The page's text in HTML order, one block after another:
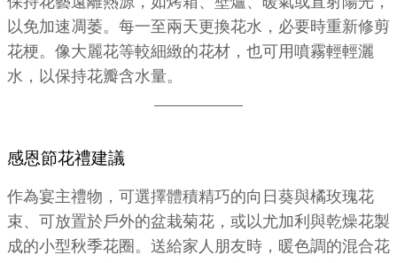
以免加速凋萎。每一至兩天更換花水，必要時重新修剪
花梗。像大麗花等較細緻的花材，也可用噴霧輕輕灑
水，以保持花瓣含水量。
感恩節花禮建議
作為宴主禮物，可選擇體積精巧的向日葵與橘玫瑰花
束、可放置於戶外的盆栽菊花，或以尤加利與乾燥花製
成的小型秋季花圈。送給家人朋友時，暖色調的混合花